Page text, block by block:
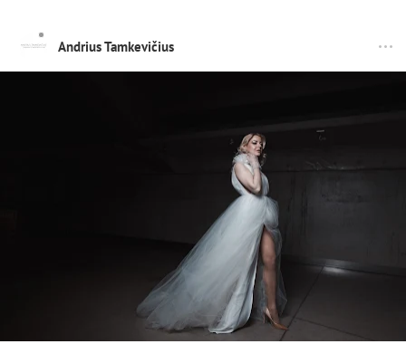
Andrius Tamkevičius